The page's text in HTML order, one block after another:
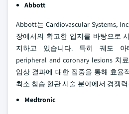
Abbott
Abbott는 Cardiovascular Systems,
장에서의 확고한 입지를 바탕으로
지하고 있습니다. 특히 궤도 아
peripheral and coronary lesions 치
임상 결과에 대한 집중을 통해 효율
최소 침습 혈관 시술 분야에서 경쟁
Medtronic